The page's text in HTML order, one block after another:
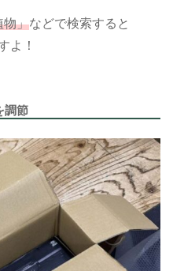
物」などで検索すると
よ！
調節